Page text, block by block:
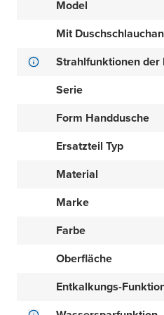
Model
Mit
Strahlfunktionen der
Serie
Form Handdusche
Ersatzteil Typ
Material
Marke
Farbe
Oberfläche
Entkalkungs-